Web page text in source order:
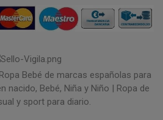
Bebé de marcas españolas para
nacido, Bebé, Niña y Niño | Ropa de
y sport para diario.